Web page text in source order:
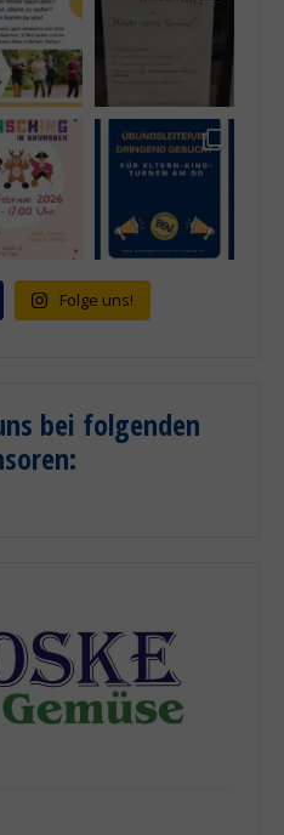
Folge uns!
bei folgenden
: